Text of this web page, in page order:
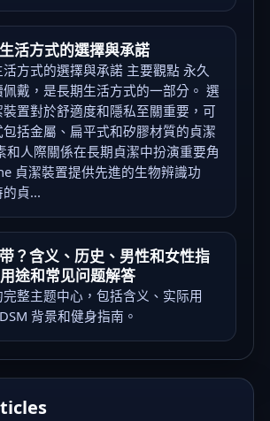
活方式的選擇與承諾
方式的選擇與承諾 主要觀點 永久
戴，是長期生活方式的一部分。 選
置對於舒適度和隱私至關重要，可
括金屬、扁平式和矽膠材質的貞潔
和人際關係在長期貞潔中扮演重要角
貞潔裝置提供先進的生物辨識功
貞...
？含义、历史、男性和女性指
途和常见问题解答
整主题中心，包括含义、实际用
背景和健身指南。